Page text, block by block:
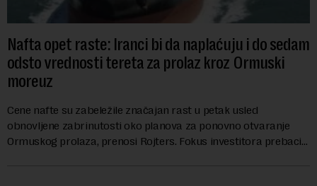
Nafta opet raste: Iranci bi da naplaćuju i do sedam
odsto vrednosti tereta za prolaz kroz Ormuski
moreuz
Cene nafte su zabeležile značajan rast u petak usled
obnovljene zabrinutosti oko planova za ponovno otvaranje
Ormuskog prolaza, prenosi Rojters. Fokus investitora prebacio